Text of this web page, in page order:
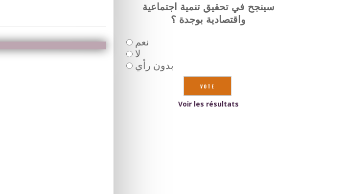
سينجح في تحقيق تنمية اجتماعية
واقتصادية بوجدة ؟
نعم
لا
بدون رأي
Voir les résultats